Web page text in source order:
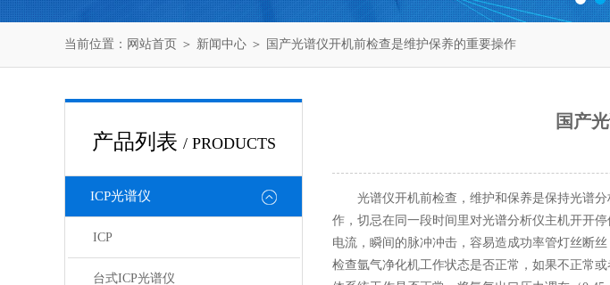
当前位置： 网站首页 ＞ 新闻中心 ＞ 国产光谱仪开机前检查是维护保养的重要操作
产品列表 / PRODUCTS
ICP光谱仪
ICP
台式ICP光谱仪
国产
光谱仪开机前检查，维护和保养是保持光谱分
作，切忌在同一段时间里对光谱分析仪主机开开
电流，瞬间的脉冲冲击，容易造成功率管灯丝断
检查氩气净化机工作状态是否正常，如果不正常